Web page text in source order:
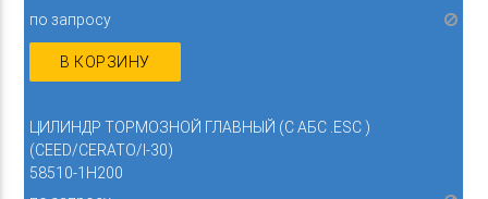
по запросу
В КОРЗИНУ
ЦИЛИНДР ТОРМОЗНОЙ ГЛАВНЫЙ (С АБС .ESC )
(CEED/CERATO/I-30)
58510-1H200